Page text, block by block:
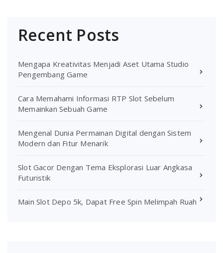
Recent Posts
Mengapa Kreativitas Menjadi Aset Utama Studio
Pengembang Game
Cara Memahami Informasi RTP Slot Sebelum
Memainkan Sebuah Game
Mengenal Dunia Permainan Digital dengan Sistem
Modern dan Fitur Menarik
Slot Gacor Dengan Tema Eksplorasi Luar Angkasa
Futuristik
Main Slot Depo 5k, Dapat Free Spin Melimpah Ruah